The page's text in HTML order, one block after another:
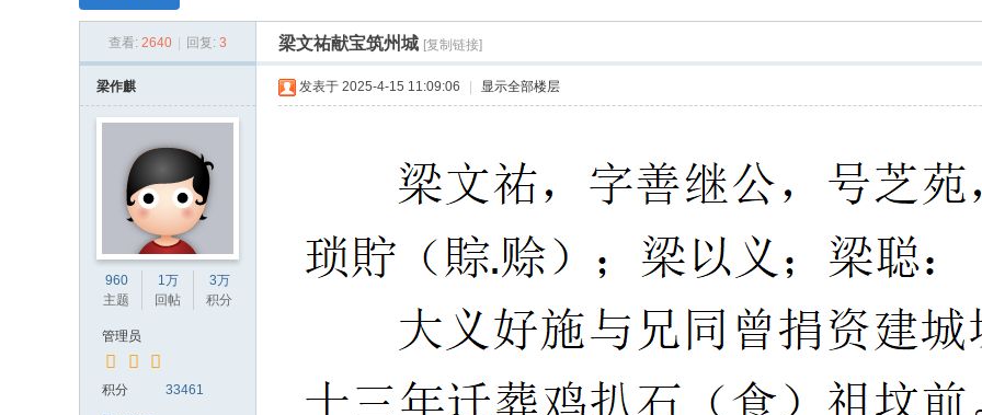
查看: 2640 回复: 3 梁文祐献宝筑州城 [复制链接]
梁作麒
960
主题
1万
回帖
3万
积分
管理员
积分 33461
发表于 2025-4-15 11:09:06 显示全部楼层